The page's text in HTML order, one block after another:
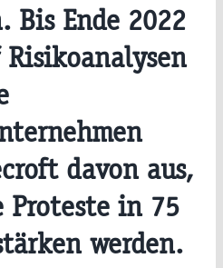
Bis Ende 2022
davon aus,
Proteste in 75
werden.